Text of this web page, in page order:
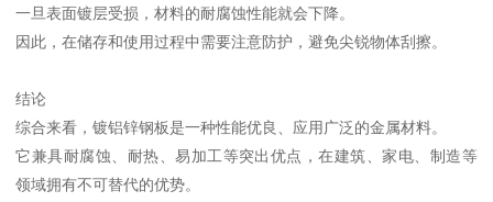
一旦表面镀层受损，材料的耐腐蚀性能就会下降。
因此，在储存和使用过程中需要注意防护，避免尖锐物体刮擦。
结论
综合来看，镀铝锌钢板是一种性能优良、应用广泛的金属材料。
它兼具耐腐蚀、耐热、易加工等突出优点，在建筑、家电、制造等
领域拥有不可替代的优势。